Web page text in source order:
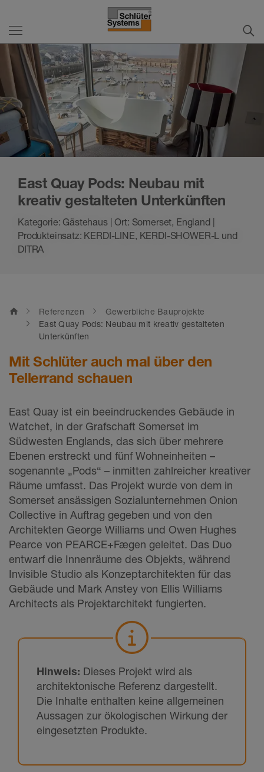
East Quay Pods: Neubau mit
kreativ gestalteten Unterkünften
Kategorie: Gästehaus | Ort: Somerset, England |
Produkteinsatz: KERDI-LINE, KERDI-SHOWER-L und
DITRA
home Referenzen
Gewerbliche Bauprojekte
East Quay Pods: Neubau mit kreativ gestalteten
Unterkünften
Mit Schlüter auch mal über den
Tellerrand schauen
East Quay ist ein beeindruckendes Gebäude in
Watchet, in der Grafschaft Somerset im
Südwesten Englands, das sich über mehrere
Ebenen erstreckt und fünf Wohneinheiten –
sogenannte „Pods“ – inmitten zahlreicher kreativer
Räume umfasst. Das Projekt wurde von dem in
Somerset ansässigen Sozialunternehmen Onion
Collective in Auftrag gegeben und von den
Architekten George Williams und Owen Hughes
Pearce von PEARCE+Fægen geleitet. Das Duo
entwarf die Innenräume des Objekts, während
Invisible Studio als Konzeptarchitekten für das
Gebäude und Mark Anstey von Ellis Williams
Architects als Projektarchitekt fungierten.
Hinweis: Dieses Projekt wird als
architektonische Referenz dargestellt.
Die Inhalte enthalten keine allgemeinen
Aussagen zur ökologischen Wirkung der
eingesetzten Produkte.